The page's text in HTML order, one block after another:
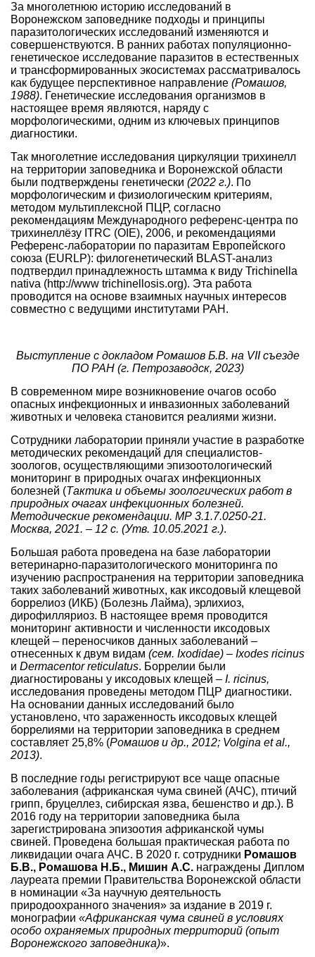
За многолетнюю историю исследований в
Воронежском заповеднике подходы и принципы
паразитологических исследований изменяются и
совершенствуются. В ранних работах популяционно-
генетическое исследование паразитов в естественных
и трансформированных экосистемах рассматривалось
как будущее перспективное направление (Ромашов,
1988). Генетические исследования организмов в
настоящее время являются, наряду с
морфологическими, одним из ключевых принципов
диагностики.
Так многолетние исследования циркуляции трихинелл
на территории заповедника и Воронежской области
были подтверждены генетически (2022 г.). По
морфологическим и физиологическим критериям,
методом мультиплексной ПЦР, согласно
рекомендациям Международного референс-центра по
трихинеллёзу ITRC (OIE), 2006, и рекомендациями
Референс-лаборатории по паразитам Европейского
союза (EURLP): филогенетический BLAST-анализ
подтвердил принадлежность штамма к виду Trichinella
nativa (http://www trichinellosis.org). Эта работа
проводится на основе взаимных научных интересов
совместно с ведущими институтами РАН.
Выступление с докладом Ромашов Б.В. на VII съезде
ПО РАН (г. Петрозаводск, 2023)
В современном мире возникновение очагов особо
опасных инфекционных и инвазионных заболеваний
животных и человека становится реалиями жизни.
Сотрудники лаборатории приняли участие в разработке
методических рекомендаций для специалистов-
зоологов, осуществляющими эпизоотологический
мониторинг в природных очагах инфекционных
болезней (Тактика и объемы зоологических работ в
природных очагах инфекционных болезней.
Методические рекомендации. МР 3.1.7.0250-21.
Москва, 2021. – 12 с. (Утв. 10.05.2021 г.).
Большая работа проведена на базе лаборатории
ветеринарно-паразитологического мониторинга по
изучению распространения на территории заповедника
таких заболеваний животных, как иксодовый клещевой
боррелиоз (ИКБ) (Болезнь Лайма), эрлихиоз,
дирофилляриоз. В настоящее время проводится
мониторинг активности и численности иксодовых
клещей – переносчиков данных заболеваний –
отнесенных к двум видам (сем. Ixodidae) – Ixodes ricinus
и Dermacentor reticulatus. Боррелии были
диагностированы у иксодовых клещей – I. ricinus,
исследования проведены методом ПЦР диагностики.
На основании данных исследований было
установлено, что зараженность иксодовых клещей
боррелиями на территории заповедника в среднем
составляет 25,8% (Ромашов и др., 2012; Volgina et al.,
2013).
В последние годы регистрируют все чаще опасные
заболевания (африканская чума свиней (АЧС), птичий
грипп, бруцеллез, сибирская язва, бешенство и др.). В
2016 году на территории заповедника была
зарегистрирована эпизоотия африканской чумы
свиней. Проведена большая практическая работа по
ликвидации очага АЧС. В 2020 г. сотрудники Ромашов
Б.В., Ромашова Н.Б., Мишин А.С. награждены Диплом
лауреата премии Правительства Воронежской области
в номинации «За научную деятельность
природоохранного значения» за издание в 2019 г.
монографии «Африканская чума свиней в условиях
особо охраняемых природных территорий (опыт
Воронежского заповедника)».